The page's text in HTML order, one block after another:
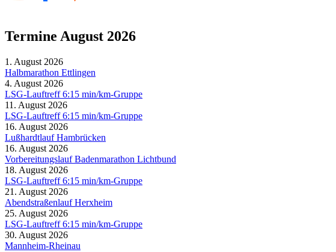
Termine August 2026
1. August 2026
Halbmarathon Ettlingen
4. August 2026
LSG-Lauftreff 6:15 min/km-Gruppe
11. August 2026
LSG-Lauftreff 6:15 min/km-Gruppe
16. August 2026
Lußhardtlauf Hambrücken
16. August 2026
Vorbereitungslauf Badenmarathon Lichtbund
18. August 2026
LSG-Lauftreff 6:15 min/km-Gruppe
21. August 2026
Abendstraßenlauf Herxheim
25. August 2026
LSG-Lauftreff 6:15 min/km-Gruppe
30. August 2026
Mannheim-Rheinau